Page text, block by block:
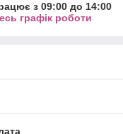
з 09:00 до 14:00
графік роботи